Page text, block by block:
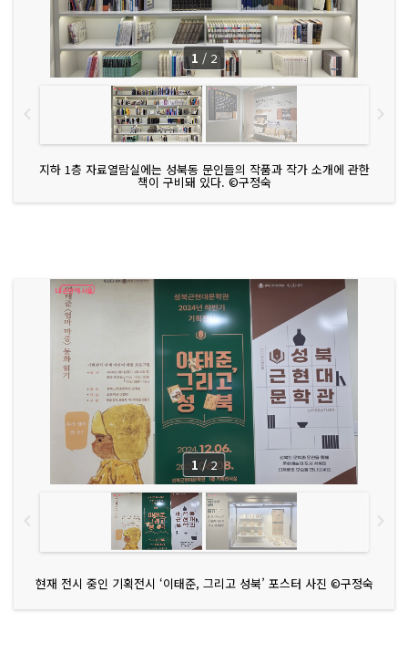
지하 1층 자료열람실에는 성북동 문인들의 작품과 작가 소개에 관한
책이 구비돼 있다. ©구정숙
1 / 2
현재 전시 중인 기획전시 ‘이태준, 그리고 성북’ 포스터 사진 ©구정숙
1 / 2